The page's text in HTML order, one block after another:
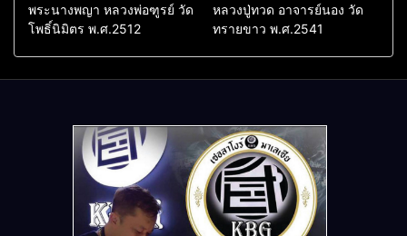
พระนางพญา หลวงพ่อฑูรย์ วัด
โพธิ์นิมิตร พ.ศ.2512
หลวงปู่ทวด อาจารย์นอง วัด
ทรายขาว พ.ศ.2541